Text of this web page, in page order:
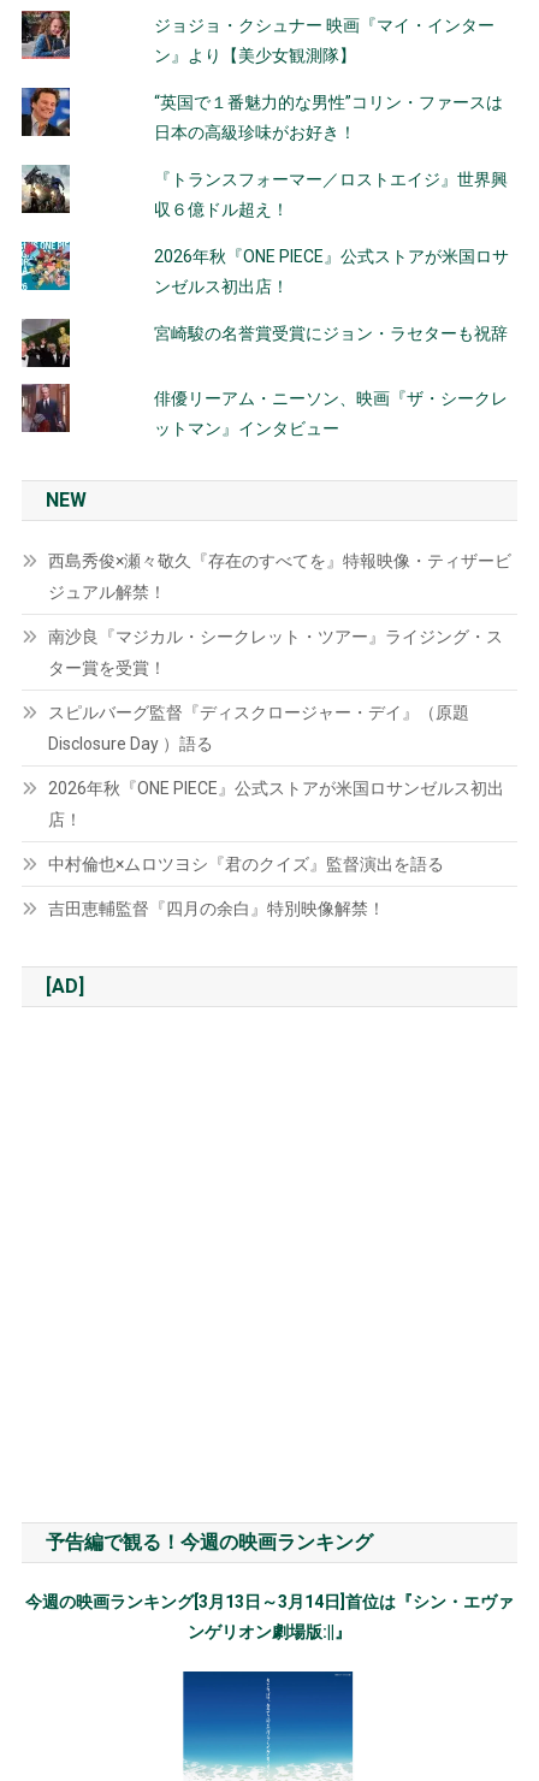
ジョジョ・クシュナー 映画『マイ・インター
ン』より【美少女観測隊】
“英国で１番魅力的な男性”コリン・ファースは
日本の高級珍味がお好き！
『トランスフォーマー／ロストエイジ』世界興
収６億ドル超え！
2026年秋『ONE PIECE』公式ストアが米国ロサ
ンゼルス初出店！
宮崎駿の名誉賞受賞にジョン・ラセターも祝辞
俳優リーアム・ニーソン、映画『ザ・シークレ
ットマン』インタビュー
NEW
西島秀俊×瀬々敬久『存在のすべてを』特報映像・ティザービ
ジュアル解禁！
南沙良『マジカル・シークレット・ツアー』ライジング・ス
ター賞を受賞！
スピルバーグ監督『ディスクロージャー・デイ』（原題
Disclosure Day ）語る
2026年秋『ONE PIECE』公式ストアが米国ロサンゼルス初出
店！
中村倫也×ムロツヨシ『君のクイズ』監督演出を語る
吉田恵輔監督『四月の余白』特別映像解禁！
[AD]
予告編で観る！今週の映画ランキング
今週の映画ランキング[3月13日～3月14日]首位は『シン・エヴァ
ンゲリオン劇場版:||』